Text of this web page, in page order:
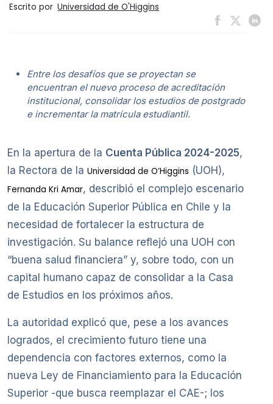
Escrito por Universidad de O'Higgins
Entre los desafíos que se proyectan se
encuentran el nuevo proceso de acreditación
institucional, consolidar los estudios de postgrado
e incrementar la matrícula estudiantil.
En la apertura de la Cuenta Pública 2024-2025,
la Rectora de la Universidad de O’Higgins (UOH),
Fernanda Kri Amar, describió el complejo escenario
de la Educación Superior Pública en Chile y la
necesidad de fortalecer la estructura de
investigación. Su balance reflejó una UOH con
“buena salud financiera” y, sobre todo, con un
capital humano capaz de consolidar a la Casa
de Estudios en los próximos años.
La autoridad explicó que, pese a los avances
logrados, el crecimiento futuro tiene una
dependencia con factores externos, como la
nueva Ley de Financiamiento para la Educación
Superior -que busca reemplazar el CAE-; los